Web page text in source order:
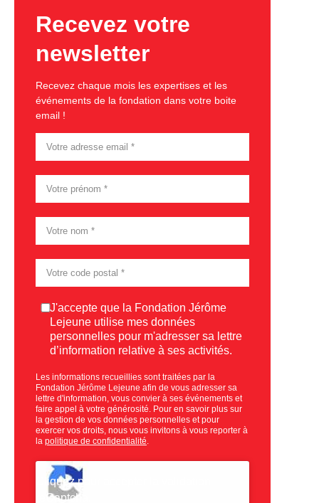
Recevez votre
newsletter
Recevez chaque mois les expertises et les
événements de la fondation dans votre boite
email !
Consentement
J'accepte que la Fondation Jérôme
Lejeune utilise mes données
personnelles pour m'adresser sa lettre
d’information relative à ses activités.
Les informations recueillies sont traitées par la
Fondation Jérôme Lejeune afin de vous adresser sa
lettre d'information, vous convier à ses événements et
faire appel à votre générosité. Pour en savoir plus sur
la gestion de vos données personnelles et pour
exercer vos droits, nous vous invitons à vous reporter à
la politique de confidentialité
CAPTCHA
Cliquez pour accepter la validation
reCaptcha.